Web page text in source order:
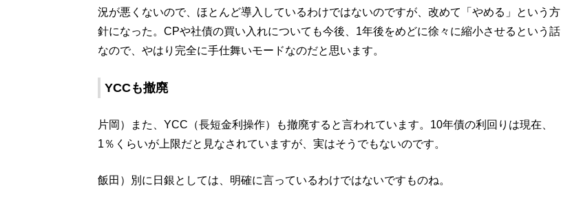
況が悪くないので、ほとんど導入しているわけではないのですが、改めて「やめる」という方
針になった。CPや社債の買い入れについても今後、1年後をめどに徐々に縮小させるという話
なので、やはり完全に手仕舞いモードなのだと思います。
YCCも撤廃
片岡）また、YCC（長短金利操作）も撤廃すると言われています。10年債の利回りは現在、
1％くらいが上限だと見なされていますが、実はそうでもないのです。
飯田）別に日銀としては、明確に言っているわけではないですものね。